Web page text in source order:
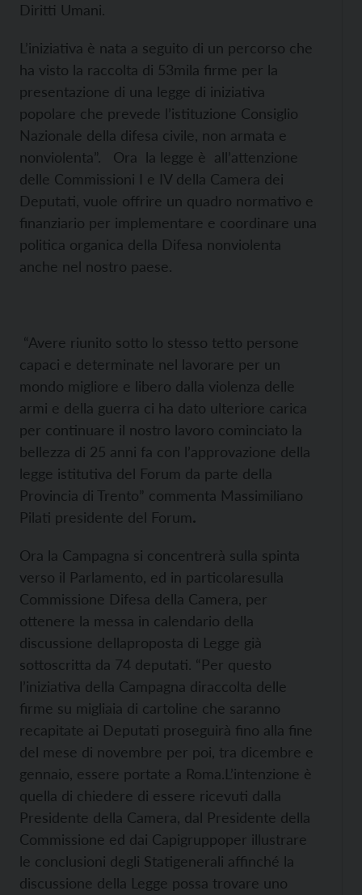
Diritti Umani.
L’iniziativa è nata a seguito di un percorso che
ha visto la raccolta di 53mila firme per la
presentazione di una legge di iniziativa
popolare che prevede l’istituzione Consiglio
Nazionale della difesa civile, non armata e
nonviolenta”. Ora la legge è all’attenzione
delle Commissioni I e IV della Camera dei
Deputati, vuole offrire un quadro normativo e
finanziario per implementare e coordinare una
politica organica della Difesa nonviolenta
anche nel nostro paese.
“Avere riunito sotto lo stesso tetto persone
capaci e determinate nel lavorare per un
mondo migliore e libero dalla violenza delle
armi e della guerra ci ha dato ulteriore carica
per continuare il nostro lavoro cominciato la
bellezza di 25 anni fa con l’approvazione della
legge istitutiva del Forum da parte della
Provincia di Trento” commenta Massimiliano
Pilati presidente del Forum.
Ora la Campagna si concentrerà sulla spinta
verso il Parlamento, ed in particolaresulla
Commissione Difesa della Camera, per
ottenere la messa in calendario della
discussione dellaproposta di Legge già
sottoscritta da 74 deputati. “Per questo
l’iniziativa della Campagna diraccolta delle
firme su migliaia di cartoline che saranno
recapitate ai Deputati proseguirà fino alla fine
del mese di novembre per poi, tra dicembre e
gennaio, essere portate a Roma.L’intenzione è
quella di chiedere di essere ricevuti dalla
Presidente della Camera, dal Presidente della
Commissione ed dai Capigruppoper illustrare
le conclusioni degli Statigenerali affinché la
discussione della Legge possa trovare uno